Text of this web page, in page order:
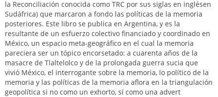
la Reconciliación conocida como TRC por sus siglas en inglésen
Sudáfrica) que marcaron a fondo las políticas de la memoria
posteriores. Este libro se publica en Argentina, y es la
resultante de un esfuerzo colectivo financiado y coordinado en
México, un espacio meta-geográfico en el cual la memoria
pareciera ser un tópico encorsetado: a cuarenta años de la
masacre de Tlaltelolco y de la prolongada guerra sucia que
vivió México, el interrogante sobre la memoria, lo político de la
memoria y las políticas de la memoria aflora en la triangulación
geopolítica si no como un exhorto, sí como una advert